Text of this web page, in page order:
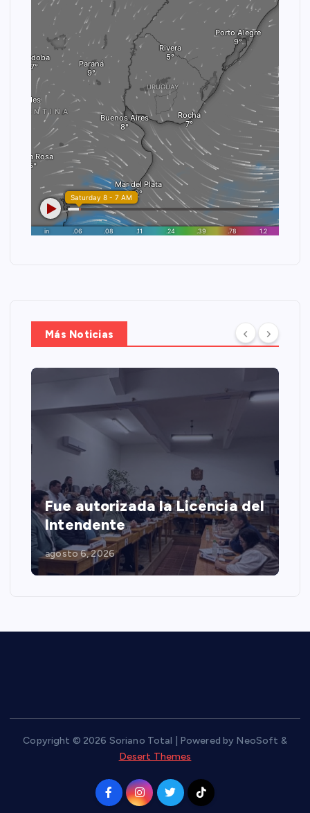
Más Noticias
Fue autorizada la Licencia del
Intendente
agosto 6, 2026
Copyright © 2026 Soriano Total | Powered by NeoSoft &
Desert Themes